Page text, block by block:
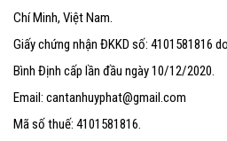
Chí Minh, Việt Nam.
Giấy chứng nhận ĐKKD số: 4101581816
Bình Định cấp lần đầu ngày 10/12/2020.
Email: cantanhuyphat@gmail.com
Mã số thuế: 4101581816.